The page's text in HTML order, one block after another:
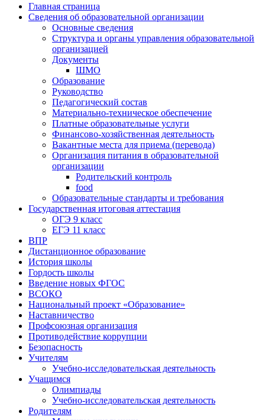
Главная страница
Сведения об образовательной организации
Основные сведения
Структура и органы управления образовательной
организацией
Документы
ШМО
Образование
Руководство
Педагогический состав
Материально-техническое обеспечение
Платные образовательные услуги
Финансово-хозяйственная деятельность
Вакантные места для приема (перевода)
Организация питания в образовательной
организации
Родительский контроль
food
Образовательные стандарты и требования
Государственная итоговая аттестация
ОГЭ 9 класс
ЕГЭ 11 класс
ВПР
Дистанционное образование
История школы
Гордость школы
Введение новых ФГОС
ВСОКО
Национальный проект «Образование»
Наставничество
Профсоюзная организация
Противодействие коррупции
Безопасность
Учителям
Учебно-исследовательская деятельность
Учащимся
Олимпиады
Учебно-исследовательская деятельность
Родителям